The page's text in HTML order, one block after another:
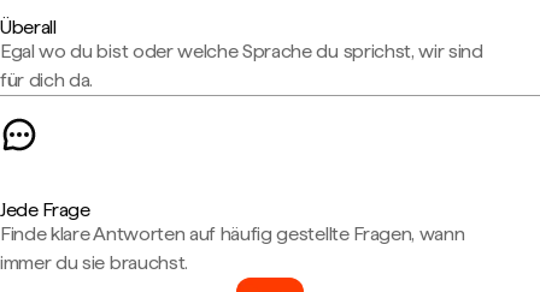
Überall
Egal wo du bist oder welche Sprache du sprichst, wir sind
für dich da.
Jede Frage
Finde klare Antworten auf häufig gestellte Fragen, wann
immer du sie brauchst.